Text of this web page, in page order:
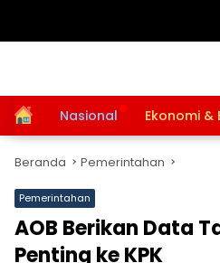
HomeNasional Ekonomi &
Beranda Pemerintahan
Pemerintahan
AOB Berikan Data
Penting ke KPK